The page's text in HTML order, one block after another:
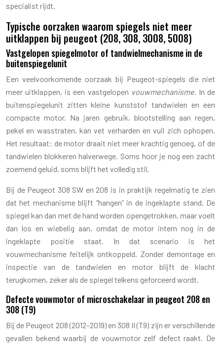
specialist rijdt.
Typische oorzaken waarom spiegels niet meer
uitklappen bij peugeot (208, 308, 3008, 5008)
Vastgelopen spiegelmotor of tandwielmechanisme in de
buitenspiegelunit
Een veelvoorkomende oorzaak bij Peugeot-spiegels die niet
meer uitklappen, is een vastgelopen vouwmechanisme. In de
buitenspiegelunit zitten kleine kunststof tandwielen en een
compacte motor. Na jaren gebruik, blootstelling aan regen,
pekel en wasstraten, kan vet verharden en vuil zich ophopen.
Het resultaat: de motor draait niet meer krachtig genoeg, of de
tandwielen blokkeren halverwege. Soms hoor je nog een zacht
zoemend geluid, soms blijft het volledig stil.
Bij de Peugeot 308 SW en 208 is in praktijk regelmatig te zien
dat het mechanisme blijft “hangen” in de ingeklapte stand. De
spiegel kan dan met de hand worden opengetrokken, maar voelt
dan los en wiebelig aan, omdat de motor intern nog in de
ingeklapte positie staat. In dat scenario is het
vouwmechanisme feitelijk ontkoppeld. Zonder demontage en
inspectie van de tandwielen en motor blijft de klacht
terugkomen, zeker als de spiegel telkens geforceerd wordt.
Defecte vouwmotor of microschakelaar in peugeot 208 en
308 (T9)
Bij de Peugeot 208 (2012–2019) en 308 II (T9) zijn er verschillende
gevallen bekend waarbij de vouwmotor zelf defect raakt. De